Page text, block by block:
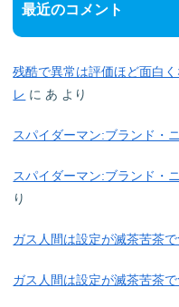
最近のコメント
残酷で異常は評価ほど面白
レ に あ より
スパイダーマン:ブランド・
スパイダーマン:ブランド・
り
ガス人間は設定が滅茶苦茶
ガス人間は設定が滅茶苦茶